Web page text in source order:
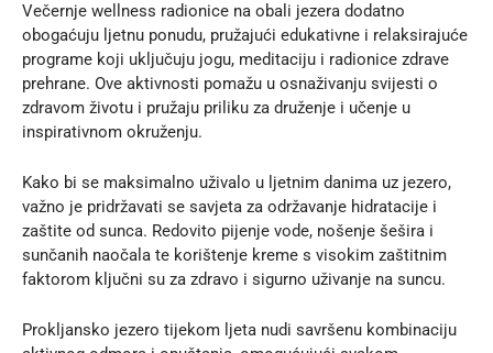
Večernje wellness radionice na obali jezera dodatno
obogaćuju ljetnu ponudu, pružajući edukativne i relaksirajuće
programe koji uključuju jogu, meditaciju i radionice zdrave
prehrane. Ove aktivnosti pomažu u osnaživanju svijesti o
zdravom životu i pružaju priliku za druženje i učenje u
inspirativnom okruženju.
Kako bi se maksimalno uživalo u ljetnim danima uz jezero,
važno je pridržavati se savjeta za održavanje hidratacije i
zaštite od sunca. Redovito pijenje vode, nošenje šešira i
sunčanih naočala te korištenje kreme s visokim zaštitnim
faktorom ključni su za zdravo i sigurno uživanje na suncu.
Prokljansko jezero tijekom ljeta nudi savršenu kombinaciju